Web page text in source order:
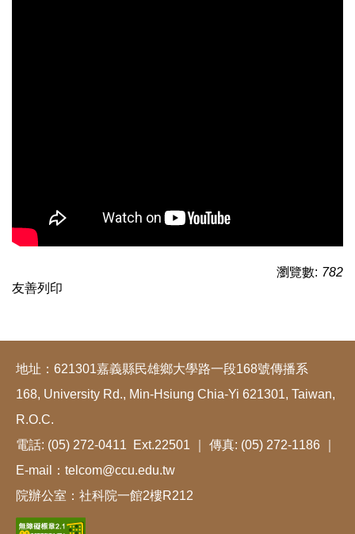
瀏覽數: 782
友善列印
地址：621301嘉義縣民雄鄉大學路一段168號傳播系
168, University Rd., Min-Hsiung Chia-Yi 621301, Taiwan,
R.O.C.
電話: (05) 272-0411 Ext.22501 ｜ 傳真: (05) 272-1186 ｜
E-mail：telcom@ccu.edu.tw
院辦公室：社科院一館2樓R212